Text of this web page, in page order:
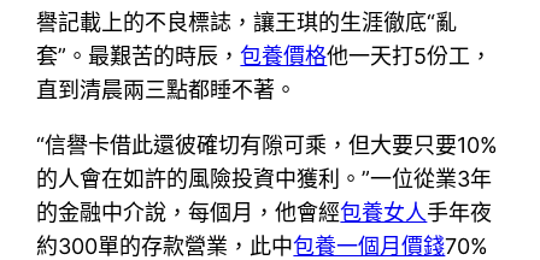
譽記載上的不良標誌，讓王琪的生涯徹底“亂
套”。最艱苦的時辰，包養價格他一天打5份工，
直到清晨兩三點都睡不著。
“信譽卡借此還彼確切有隙可乘，但大要只要10%
的人會在如許的風險投資中獲利。”一位從業3年
的金融中介說，每個月，他會經包養女人手年夜
約300單的存款營業，此中包養一個月價錢70%